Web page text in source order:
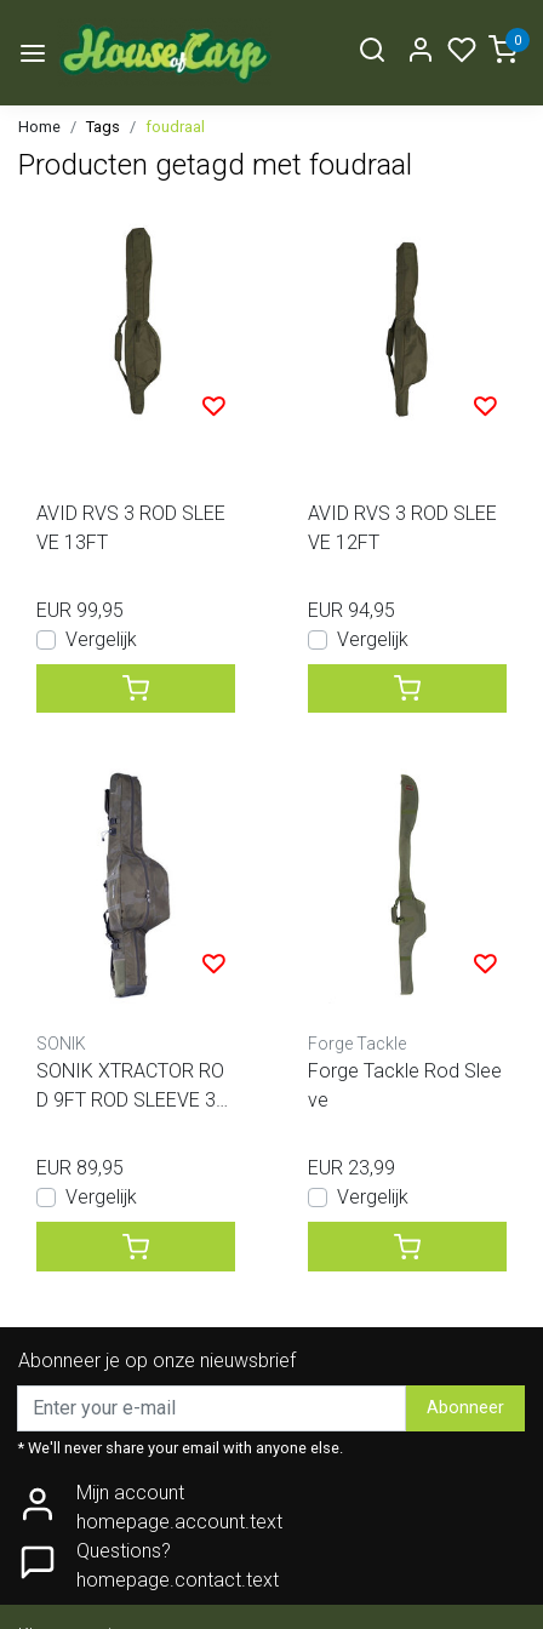
0
Home Tags foudraal
Producten getagd met foudraal
AVID RVS 3 ROD SLEE
VE 13FT
EUR 99,95
Vergelijk
AVID RVS 3 ROD SLEE
VE 12FT
EUR 94,95
Vergelijk
SONIK
SONIK XTRACTOR RO
D 9FT ROD SLEEVE 3R
EUR 89,95
Vergelijk
Forge Tackle
Forge Tackle Rod Slee
ve
EUR 23,99
Vergelijk
Abonneer je op onze nieuwsbrief
Abonneer
* We'll never share your email with anyone else.
Mijn account
homepage.account.text
Questions?
homepage.contact.text